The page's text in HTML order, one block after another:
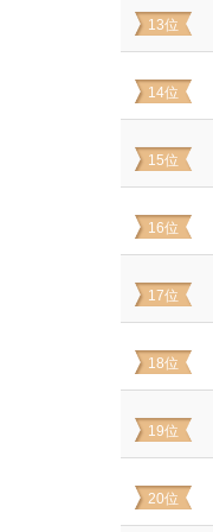
13位
14位
15位
16位
17位
18位
19位
20位